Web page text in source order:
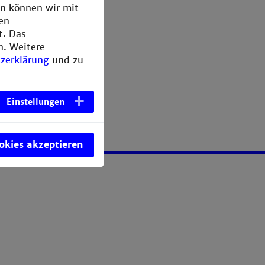
können wir mit
Das
Weitere
und zu
Einstellungen
akzeptieren